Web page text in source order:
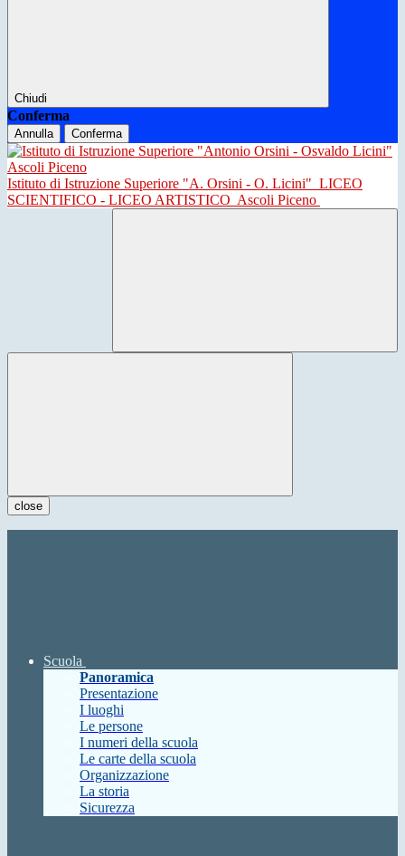
Chiudi
Conferma
Annulla Conferma
Istituto di Istruzione Superiore "A. Orsini - O. Licini" LICEO
SCIENTIFICO - LICEO ARTISTICO Ascoli Piceno
close
Scuola
Panoramica
Presentazione
I luoghi
Le persone
I numeri della scuola
Le carte della scuola
Organizzazione
La storia
Sicurezza